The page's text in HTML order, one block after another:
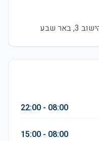
שבע
08:00 - 22:00
08:00 - 15:00